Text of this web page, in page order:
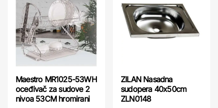
Maestro MR1025-53WH
oceđivač za sudove 2
nivoa 53CM hromirani
ZILAN Nasadna
sudopera 40x50cm
ZLN0148